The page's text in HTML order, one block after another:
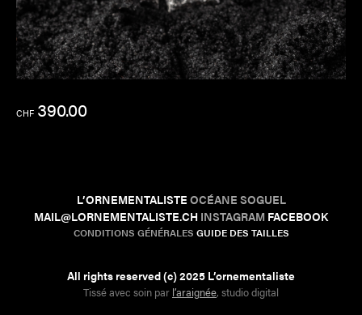
CHF390.00
L’ORNEMENTALISTE OCÉANE SOGUEL
MAIL@LORNEMENTALISTE.CH INSTAGRAM FACEBOOK
CONDITIONS GÉNÉRALES GUIDE DES TAILLES
All rights reserved (c) 2025 L’ornementaliste
Tissé avec soin par l’araignée, studio digital